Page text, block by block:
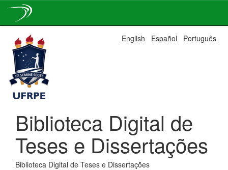
navigation
English Español Português
Biblioteca Digital de
Teses e Dissertações
Biblioteca Digital de Teses e Dissertações